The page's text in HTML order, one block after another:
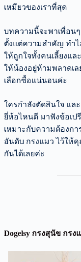
เหมียวของเราที่สุด
บทความนี้จะพาเพื่อนๆ
ตั้งแต่ความสำคัญ ทำไ
ให้ถูกใจทั้งคนเลี้ยงแล
ให้น้องอยู่ห้ามพลาดเล
เลือกซื้อแน่นอนค่ะ
ใครกำลังตัดสินใจ แล
ยี่ห้อไหนดี มาฟังข้อเป
เหมาะกับความต้องก
อันดับ กรงแมว ไว้ให้
กันได้เลยค่ะ
Dogelsy กรงสุนัข กร